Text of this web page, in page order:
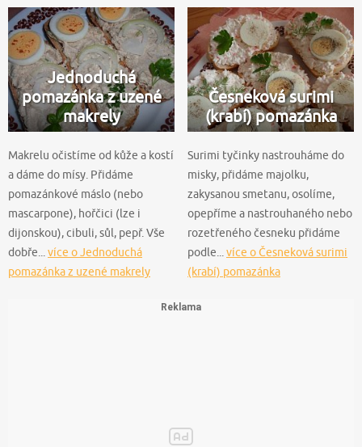
Jednoduchá
pomazánka z uzené
makrely
Makrelu očistíme od kůže a kostí
a dáme do mísy. Přidáme
pomazánkové máslo (nebo
mascarpone), hořčici (lze i
dijonskou), cibuli, sůl, pepř. Vše
dobře...více o Jednoduchá
pomazánka z uzené makrely
Česneková surimi
(krabí) pomazánka
Surimi tyčinky nastrouháme do
misky, přidáme majolku,
zakysanou smetanu, osolíme,
opepříme a nastrouhaného nebo
rozetřeného česneku přidáme
podle...více o Česneková surimi
(krabí) pomazánka